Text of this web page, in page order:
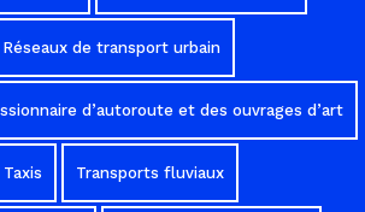
Réseaux de transport urbain
d’autoroute et des ouvrages d’art
Taxis Transports fluviaux